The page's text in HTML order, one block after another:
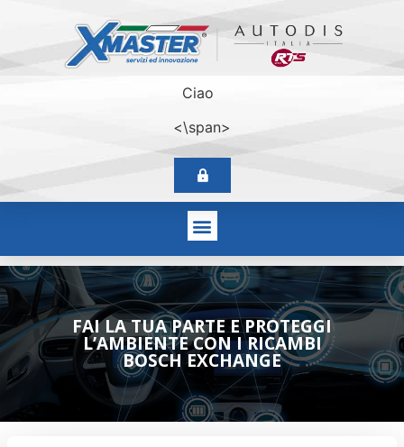
Ciao
<\span>
FAI LA TUA PARTE E PROTEGGI
L’AMBIENTE CON I RICAMBI
BOSCH EXCHANGE